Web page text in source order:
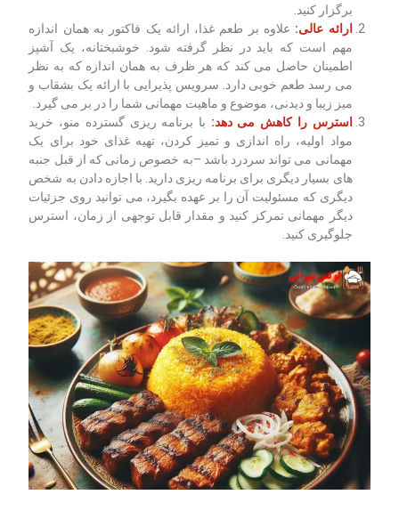
برگزار کنید.
ارائه عالی: علاوه بر طعم غذا، ارائه یک فاکتور به همان اندازه
مهم است که باید در نظر گرفته شود. خوشبختانه، یک آشپز
اطمینان حاصل می کند که هر ظرف به همان اندازه که به نظر
می رسد طعم خوبی دارد. سرویس پذیرایی با ارائه یک بشقاب و
میز زیبا و دیدنی، موضوع و ماهیت مهمانی شما را در بر می گیرد.
استرس را کاهش می دهد: با برنامه ریزی گسترده منو، خرید
مواد اولیه، راه اندازی و تمیز کردن، تهیه غذای خود برای یک
مهمانی می تواند سردرد باشد –به خصوص زمانی که از قبل جنبه
های بسیار دیگری برای برنامه ریزی دارید. با اجازه دادن به شخص
دیگری که مسئولیت آن را بر عهده بگیرد، می توانید روی جزئیات
دیگر مهمانی تمرکز کنید و مقدار قابل توجهی از زمان، استرس
جلوگیری کنید.